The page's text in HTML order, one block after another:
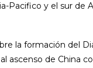
Pacifico y el sur de
la formación del
ascenso de China